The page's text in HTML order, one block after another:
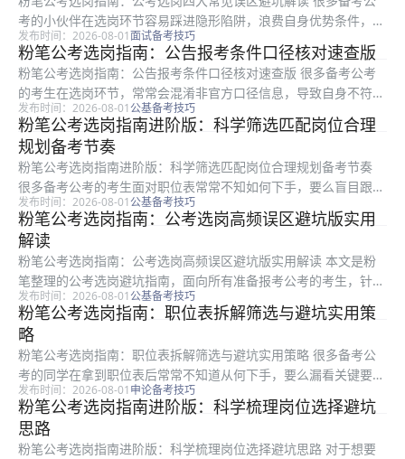
考的小伙伴在选岗环节容易踩进隐形陷阱，浪费自身优势条件，甚
至影响后续职业发展，这篇粉笔整理的选岗避坑指南，适合所有准
备报考公考的考生参考使用。本文从四类高频选岗认知误区切入，
逐一梳理...
发布时间：2026-08-01面试备考技巧
粉笔公考选岗指南：公告报考条件口径核对速查版
粉笔公考选岗指南：公告报考条件口径核对速查版 很多备考公考
的考生在选岗环节，常常会混淆非官方口径信息，导致自身不符合
报考条件却误报，最终白白浪费备考时间、错失报考机会。本文是
粉笔整理的公考选岗公告口径核对速查指南，适用于所有准备报考
的公考考...
发布时间：2026-08-01 公基备考技巧
粉笔公考选岗指南进阶版：科学筛选匹配岗位合理
规划备考节奏
粉笔公考选岗指南进阶版：科学筛选匹配岗位合理规划备考节奏
很多备考公考的考生面对职位表常常不知如何下手，要么盲目跟风
选岗，要么选完岗位后打乱整体备考节奏。本文是粉笔推出的实用
选岗进阶指南，适合所有准备报考公考的考生阅读，全文从职位表
筛选实操...
发布时间：2026-08-01 公基备考技巧
粉笔公考选岗指南：公考选岗高频误区避坑版实用
解读
粉笔公考选岗指南：公考选岗高频误区避坑版实用解读 本文是粉
笔整理的公考选岗避坑指南，面向所有准备报考公考的考生，针对
选岗过程中考生最容易踩的四类常见陷阱进行拆解说明，帮助考生
避开不必要的报考错误，提升选岗的精准度与合理性。文中将依次
梳理未核...
发布时间：2026-08-01 公基备考技巧
粉笔公考选岗指南：职位表拆解筛选与避坑实用策
略
粉笔公考选岗指南：职位表拆解筛选与避坑实用策略 很多备考公
考的同学在拿到职位表后常常不知道从何下手，要么漏看关键要
求，要么误踩选岗陷阱，最终浪费了报考机会。本文是粉笔整理的
实用选岗指南，针对选岗全流程给出可直接落地的操作方法，适合
所有准备报...
发布时间：2026-08-01 申论备考技巧
粉笔公考选岗指南进阶版：科学梳理岗位选择避坑
思路
粉笔公考选岗指南进阶版：科学梳理岗位选择避坑思路 对于想要